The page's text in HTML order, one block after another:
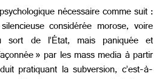
nécessaire comme suit :
considérée morose, voire
sort de l’État, mais paniquée et
» par les mass media à partir
pratiquant la subversion, c’est-à-